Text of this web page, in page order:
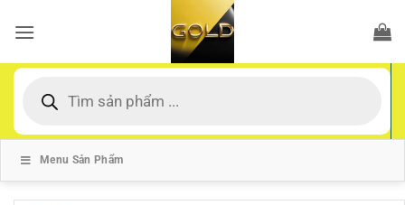
qua
dung
kiếm
Menu Sản Phẩm